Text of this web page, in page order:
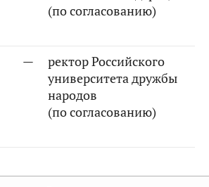
(по согласованию)
—
ректор Российского
университета дружбы
народов
(по согласованию)